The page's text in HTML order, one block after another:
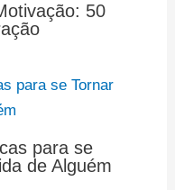
50
para se
de Alguém